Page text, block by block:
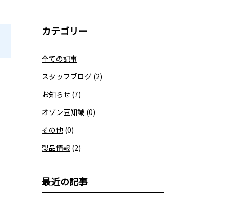
カテゴリー
全ての記事
スタッフブログ (2)
お知らせ (7)
オゾン豆知識 (0)
その他 (0)
製品情報 (2)
最近の記事